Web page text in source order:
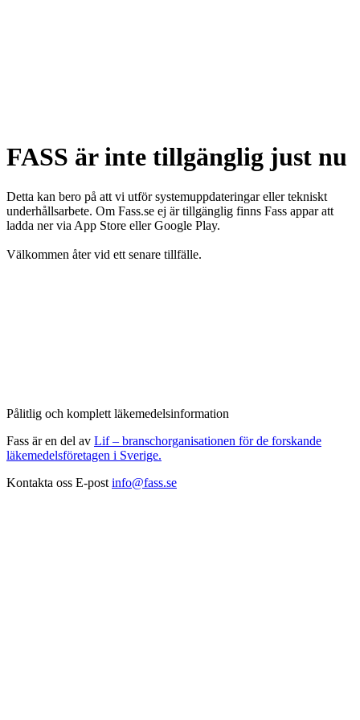
FASS är inte tillgänglig just nu
Detta kan bero på att vi utför systemuppdateringar eller tekniskt
underhållsarbete. Om Fass.se ej är tillgänglig finns Fass appar att
ladda ner via App Store eller Google Play.
Välkommen åter vid ett senare tillfälle.
Pålitlig och komplett läkemedelsinformation
Fass är en del av Lif – branschorganisationen för de forskande
läkemedelsföretagen i Sverige.
Kontakta oss E-post info@fass.se